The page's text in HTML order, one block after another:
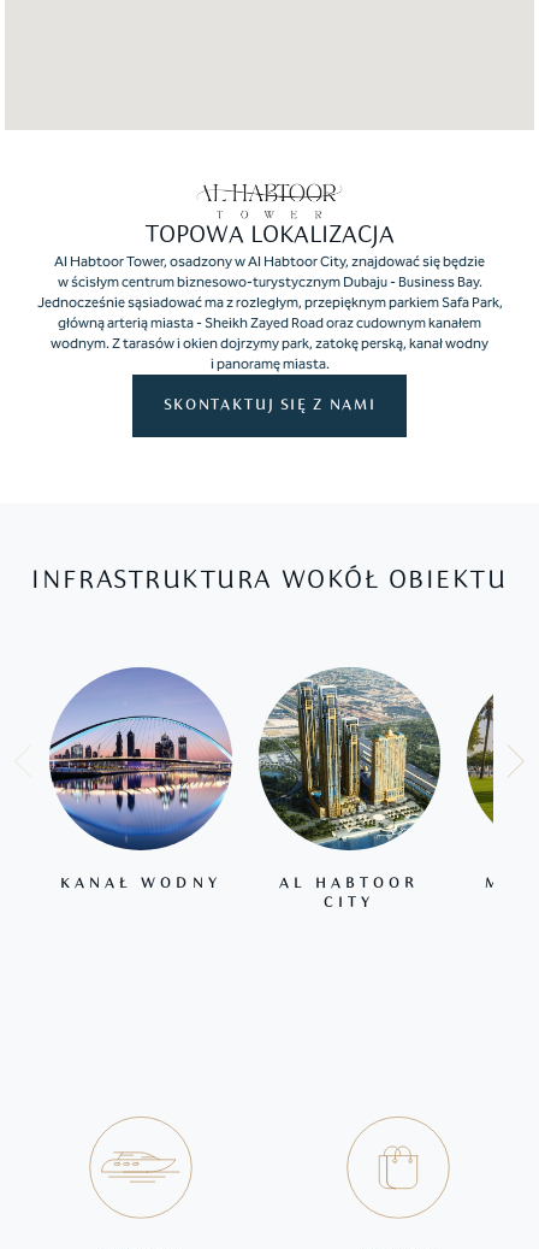
TOPOWA LOKALIZACJA
Al Habtoor Tower, osadzony w Al Habtoor City, znajdować się będzie
w ścisłym centrum biznesowo-turystycznym Dubaju - Business Bay.
Jednocześnie sąsiadować ma z rozległym, przepięknym parkiem Safa Park,
główną arterią miasta - Sheikh Zayed Road oraz cudownym kanałem
wodnym. Z tarasów i okien dojrzymy park, zatokę perską, kanał wodny
i panoramę miasta.
SKONTAKTUJ SIĘ Z NAMI
INFRASTRUKTURA WOKÓŁ OBIEKTU
KANAŁ WODNY
AL HABTOOR
CITY